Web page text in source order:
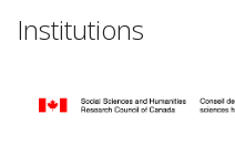
Institutions